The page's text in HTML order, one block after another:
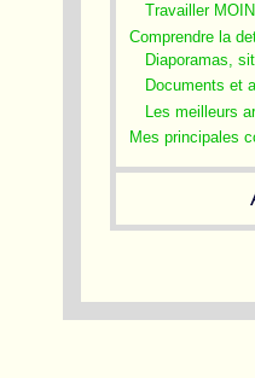
Travailler
Comprendre la
Diaporamas,
Documents et
Les meilleurs
Mes principales